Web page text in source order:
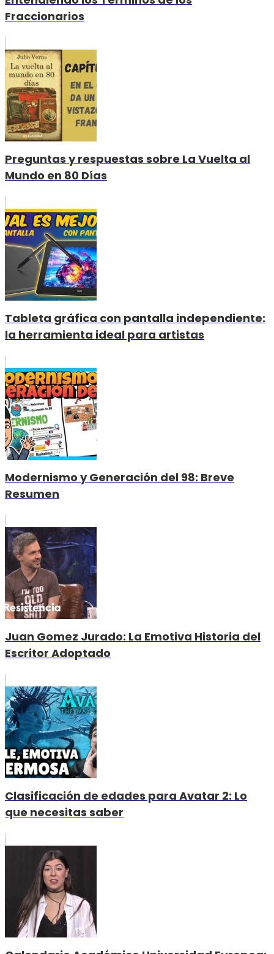
Fraccionarios
Preguntas y respuestas sobre La Vuelta al
Mundo en 80 Días
Tableta gráfica con pantalla independiente:
la herramienta ideal para artistas
Modernismo y Generación del 98: Breve
Resumen
Juan Gomez Jurado: La Emotiva Historia del
Escritor Adoptado
Clasificación de edades para Avatar 2: Lo
que necesitas saber